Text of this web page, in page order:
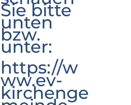
Sie bitte
unten
bzw.
unter:
https://w
ww.ev-
kirchenge